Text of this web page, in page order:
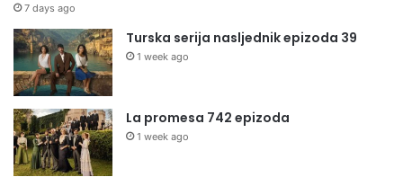
7 days ago
Turska serija nasljednik epizoda 39
1 week ago
La promesa 742 epizoda
1 week ago